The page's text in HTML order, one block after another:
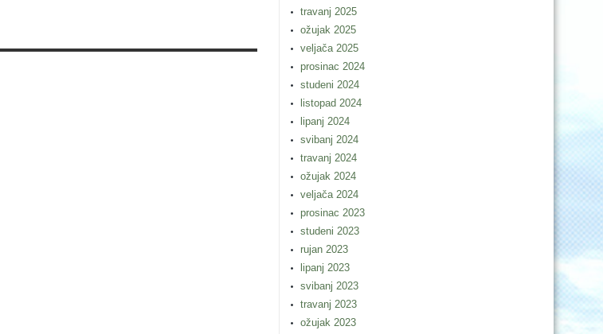
travanj 2025
ožujak 2025
veljača 2025
prosinac 2024
studeni 2024
listopad 2024
lipanj 2024
svibanj 2024
travanj 2024
ožujak 2024
veljača 2024
prosinac 2023
studeni 2023
rujan 2023
lipanj 2023
svibanj 2023
travanj 2023
ožujak 2023